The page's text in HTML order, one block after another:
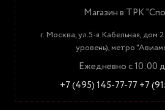
Магазин в ТРК
г. Москва, ул.5-я Кабельная,
уровень), метро
Ежедневно с 10:00
+7 (495) 145-77-77 +7